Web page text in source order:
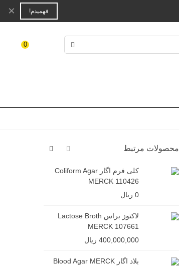
فهمیدم! ×
0
محصولات مرتبط
کلی فرم اگار Coliform Agar
MERCK 110426
0 ریال
لاکتوز براس Lactose Broth
MERCK 107661
400,000,000 ریال
بلاد اگار Blood Agar MERCK